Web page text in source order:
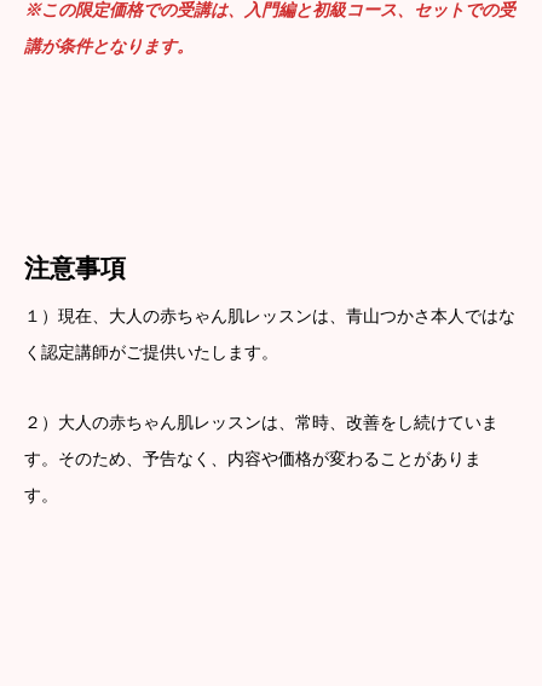
※この限定価格での受講は、入門編と初級コース、セットでの受
講が条件となります。
注意事項
１）現在、大人の赤ちゃん肌レッスンは、青山つかさ本人ではな
く認定講師がご提供いたします。
２）大人の赤ちゃん肌レッスンは、常時、改善をし続けていま
す。そのため、予告なく、内容や価格が変わることがありま
す。